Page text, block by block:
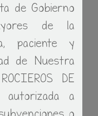
de Gobierno
de la
paciente y
de Nuestra
DE
autorizada a